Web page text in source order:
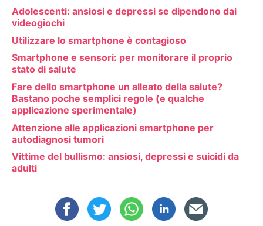
Adolescenti: ansiosi e depressi se dipendono dai
videogiochi
Utilizzare lo smartphone è contagioso
Smartphone e sensori: per monitorare il proprio
stato di salute
Fare dello smartphone un alleato della salute?
Bastano poche semplici regole (e qualche
applicazione sperimentale)
Attenzione alle applicazioni smartphone per
autodiagnosi tumori
Vittime del bullismo: ansiosi, depressi e suicidi da
adulti